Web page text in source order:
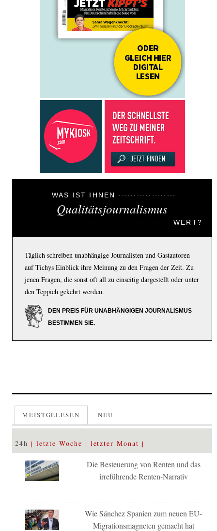
WAS IST IHNEN
Qualitätsjournalismus
WERT?
Täglich schreiben unabhängige Journalisten und Gastautoren
auf Tichys Einblick ihre Meinung zu den Fragen der Zeit. Zu
jenen Fragen, die sonst oft all zu einseitig dargestellt oder unter
den Teppich gekehrt werden.
DEN PREIS FÜR UNABHÄNGIGEN JOURNALISMUS
BESTIMMEN SIE.
MEISTGELESEN NEU
24h letzte Woche letzter Monat
Die Besteuerung von Renten und das
irreführende Renten-Narrativ
Wie Sánchez Spanien zum neuen EU-
Migrationsmagneten gemacht hat